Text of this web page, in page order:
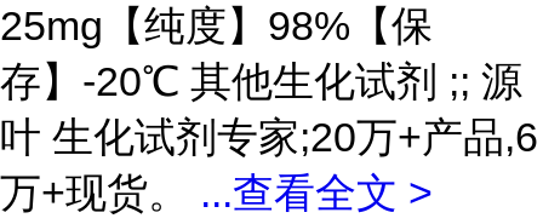
25mg【纯度】98%【保
存】-20℃ 其他生化试剂 ;; 源
叶 生化试剂专家;20万+产品,6
万+现货。 ...查看全文 >